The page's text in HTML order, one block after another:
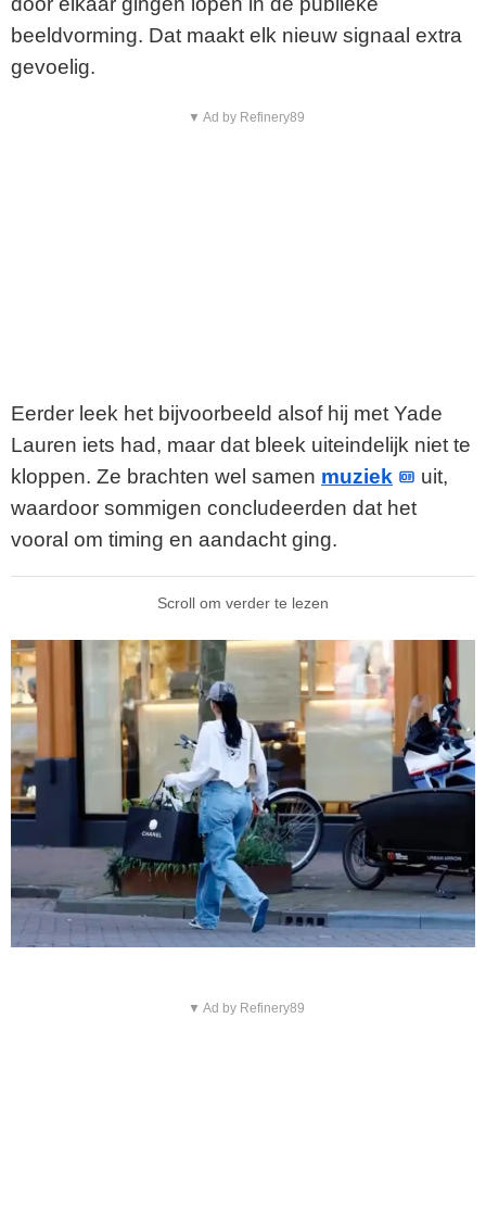
beeldvorming. Dat maakt elk nieuw signaal extra
gevoelig.
▼ Ad by Refinery89
Eerder leek het bijvoorbeeld alsof hij met Yade
Lauren iets had, maar dat bleek uiteindelijk niet te
kloppen. Ze brachten wel samen muziek
uit,
waardoor sommigen concludeerden dat het
vooral om timing en aandacht ging.
Scroll om verder te lezen
▼ Ad by Refinery89